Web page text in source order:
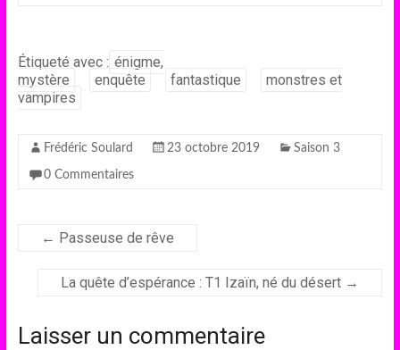
Étiqueté avec : énigme,
mystère
enquête fantastique
monstres et
vampires
Frédéric Soulard 23 octobre 2019 Saison 3
0 Commentaires
← Passeuse de rêve
La quête d’espérance : T1 Izaïn, né du désert →
Laisser un commentaire